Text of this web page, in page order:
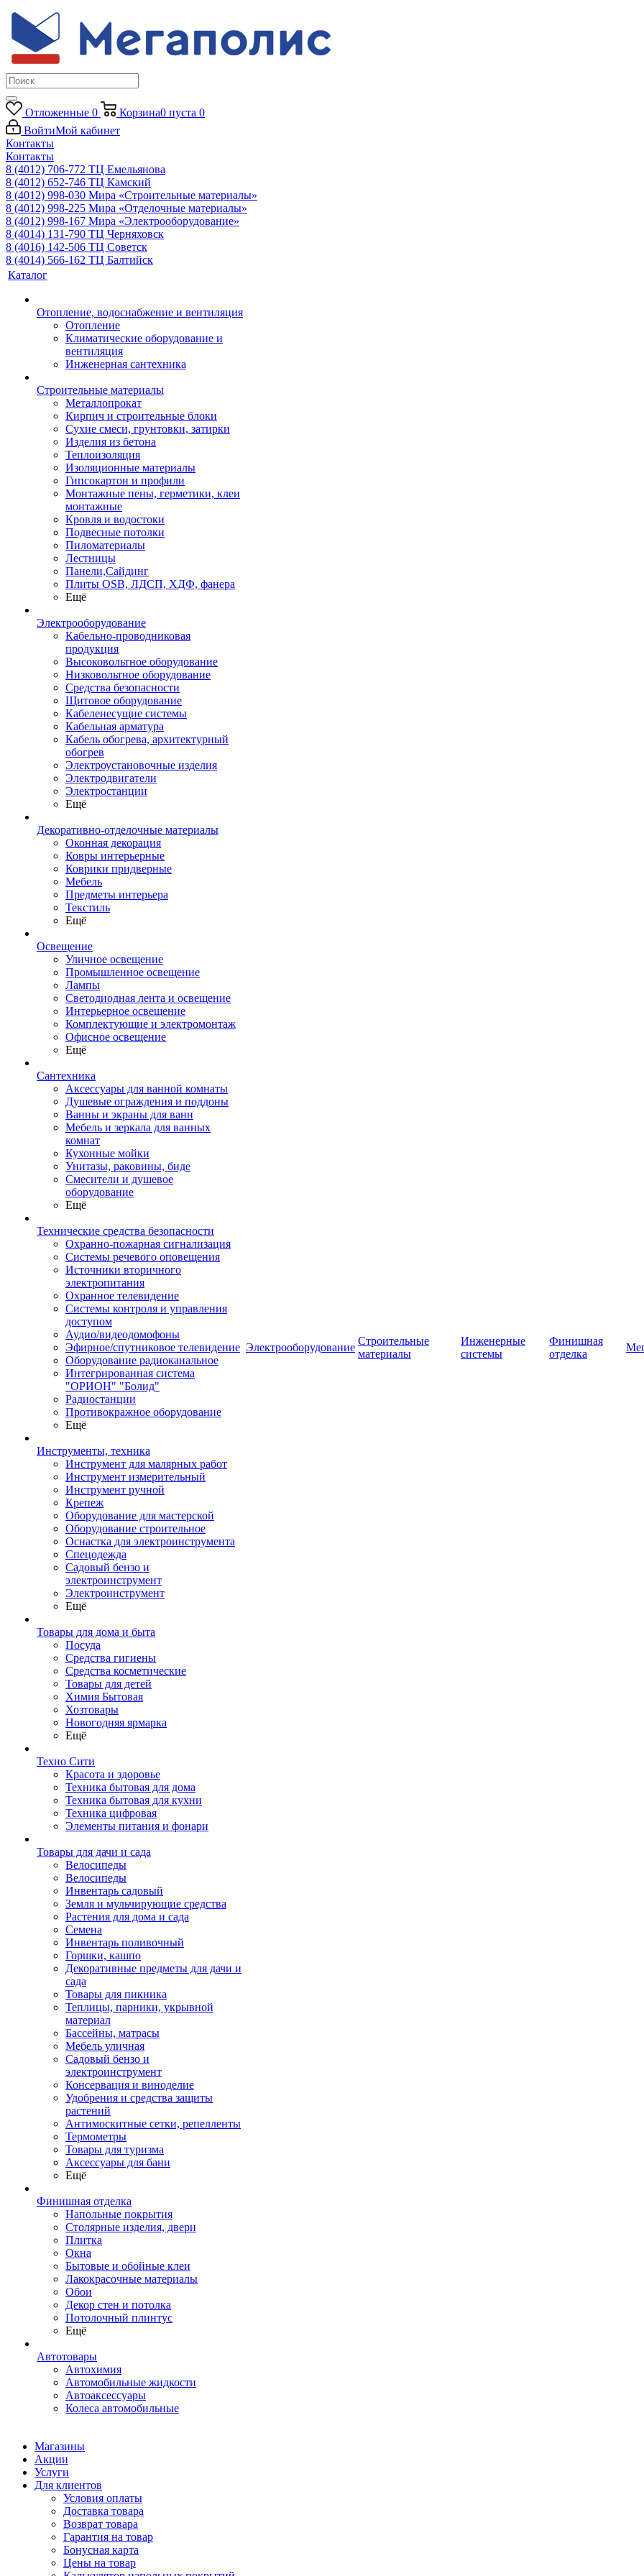
Отложенные 0 Корзина0 пуста 0
ВойтиМой кабинет
Контакты
Контакты
8 (4012) 706-772 ТЦ Емельянова
8 (4012) 652-746 ТЦ Камский
8 (4012) 998-030 Мира «Строительные материалы»
8 (4012) 998-225 Мира «Отделочные материалы»
8 (4012) 998-167 Мира «Электрооборудование»
8 (4014) 131-790 ТЦ Черняховск
8 (4016) 142-506 ТЦ Советск
8 (4014) 566-162 ТЦ Балтийск
Каталог
Отопление, водоснабжение и вентиляция
Отопление
Климатические оборудование и
вентиляция
Инженерная сантехника
Строительные материалы
Металлопрокат
Кирпич и строительные блоки
Сухие смеси, грунтовки, затирки
Изделия из бетона
Теплоизоляция
Изоляционные материалы
Гипсокартон и профили
Монтажные пены, герметики, клеи
монтажные
Кровля и водостоки
Подвесные потолки
Пиломатериалы
Лестницы
Панели,Сайдинг
Плиты OSB, ЛДСП, ХДФ, фанера
Ещё
Электрооборудование
Кабельно-проводниковая
продукция
Высоковольтное оборудование
Низковольтное оборудование
Средства безопасности
Щитовое оборудование
Кабеленесущие системы
Кабельная арматура
Кабель обогрева, архитектурный
обогрев
Электроустановочные изделия
Электродвигатели
Электростанции
Ещё
Декоративно-отделочные материалы
Оконная декорация
Ковры интерьерные
Коврики придверные
Мебель
Предметы интерьера
Текстиль
Ещё
Освещение
Уличное освещение
Промышленное освещение
Лампы
Светодиодная лента и освещение
Интерьерное освещение
Комплектующие и электромонтаж
Офисное освещение
Ещё
Сантехника
Аксессуары для ванной комнаты
Душевые ограждения и поддоны
Ванны и экраны для ванн
Мебель и зеркала для ванных
комнат
Кухонные мойки
Унитазы, раковины, биде
Смесители и душевое
оборудование
Ещё
Технические средства безопасности
Охранно-пожарная сигнализация
Системы речевого оповещения
Источники вторичного
электропитания
Охранное телевидение
Системы контроля и управления
доступом
Аудио/видеодомофоны
Эфирное/спутниковое телевидение
Оборудование радиоканальное
Интегрированная система
"ОРИОН" "Болид"
Радиостанции
Противокражное оборудование
Ещё
Инструменты, техника
Инструмент для малярных работ
Инструмент измерительный
Инструмент ручной
Крепеж
Оборудование для мастерской
Оборудование строительное
Оснастка для электроинструмента
Спецодежда
Садовый бензо и
электроинструмент
Электроинструмент
Ещё
Товары для дома и быта
Посуда
Средства гигиены
Средства косметические
Товары для детей
Химия Бытовая
Хозтовары
Новогодняя ярмарка
Ещё
Техно Сити
Красота и здоровье
Техника бытовая для дома
Техника бытовая для кухни
Техника цифровая
Элементы питания и фонари
Товары для дачи и сада
Велосипеды
Велосипеды
Инвентарь садовый
Земля и мульчирующие средства
Растения для дома и сада
Семена
Инвентарь поливочный
Горшки, кашпо
Декоративные предметы для дачи и
сада
Товары для пикника
Теплицы, парники, укрывной
материал
Бассейны, матрасы
Мебель уличная
Садовый бензо и
электроинструмент
Консервация и виноделие
Удобрения и средства защиты
растений
Антимоскитные сетки, репелленты
Термометры
Товары для туризма
Аксессуары для бани
Ещё
Финишная отделка
Напольные покрытия
Столярные изделия, двери
Плитка
Окна
Бытовые и обойные клеи
Лакокрасочные материалы
Обои
Декор стен и потолка
Потолочный плинтус
Ещё
Автотовары
Автохимия
Автомобильные жидкости
Автоаксессуары
Колеса автомобильные
Электрооборудование
Строительные
материалы
Инженерные
системы
Финишная
отделка
Магазины
Акции
Услуги
Для клиентов
Условия оплаты
Доставка товара
Возврат товара
Гарантия на товар
Бонусная карта
Цены на товар